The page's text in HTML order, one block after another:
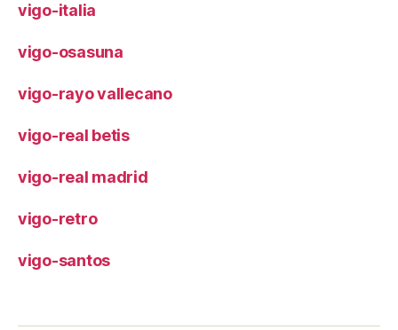
vigo-italia
vigo-osasuna
vigo-rayo vallecano
vigo-real betis
vigo-real madrid
vigo-retro
vigo-santos